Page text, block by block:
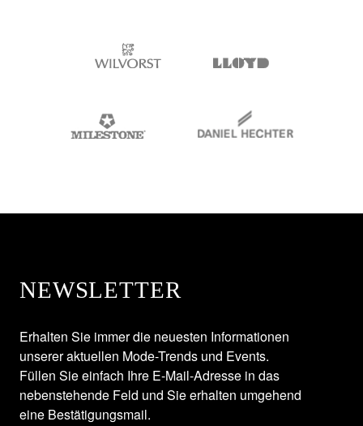
NEWSLETTER
Erhalten Sie immer die neuesten Informationen
unserer aktuellen Mode-Trends und Events.
Füllen Sie einfach Ihre E-Mail-Adresse in das
nebenstehende Feld und Sie erhalten umgehend
eine Bestätigungsmail.